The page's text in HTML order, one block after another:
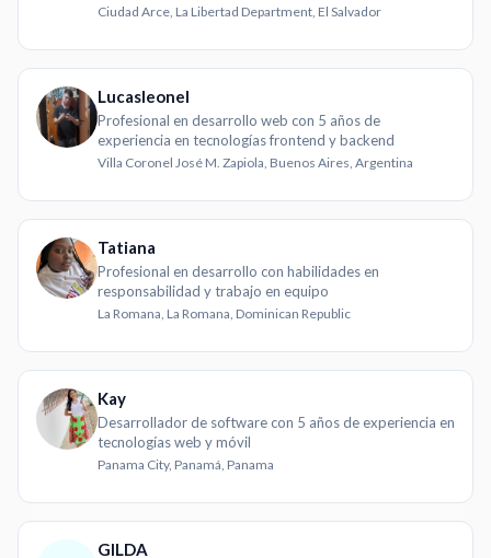
Ciudad Arce, La Libertad Department, El Salvador
Lucasleonel
Profesional en desarrollo web con 5 años de
experiencia en tecnologías frontend y backend
Villa Coronel José M. Zapiola, Buenos Aires, Argentina
Tatiana
Profesional en desarrollo con habilidades en
responsabilidad y trabajo en equipo
La Romana, La Romana, Dominican Republic
Kay
Desarrollador de software con 5 años de experiencia en
tecnologías web y móvil
Panama City, Panamá, Panama
GILDA